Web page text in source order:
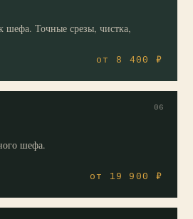
Точные срезы, чистка,
от 8 400 ₽
06
шефа.
от 19 900 ₽